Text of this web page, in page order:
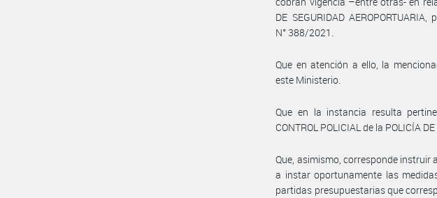
DE SEGURIDAD
N° 388/2021.
Que en atención a ello, la
este Ministerio.
Que en la instancia resulta
CONTROL POLICIAL de la POLICÍA
Que, asimismo, corresponde instruir
a instar oportunamente las
partidas presupuestarias que